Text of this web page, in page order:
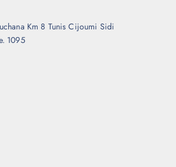
Km 8 Tunis Cijoumi Sidi
1095